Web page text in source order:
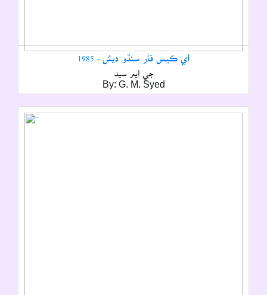
اي ڪيس فار سنڌو ديش - 1985
جي ايم سيد
By: G. M. Syed